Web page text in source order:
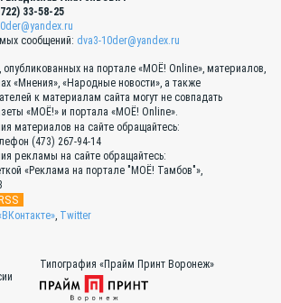
33-58-25
сообщений: dva3-10der@yandex.ru
опубликованных на портале «МОЁ! Online», материалов,
«Мнения», «Народные новости», а также
к материалам сайта могут не совпадать
«МОЁ!» и портала «МОЁ! Online».
материалов на сайте обращайтесь:
(473) 267-94-14
рекламы на сайте обращайтесь:
«Реклама на портале "МОЁ! Тамбов"»,
, Twitter
Типография «Прайм Принт Воронеж»